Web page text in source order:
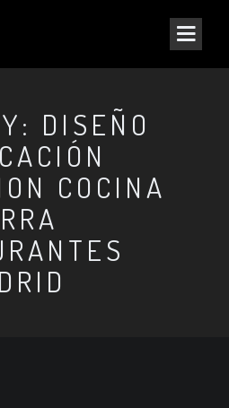
DISEÑO
COCINA